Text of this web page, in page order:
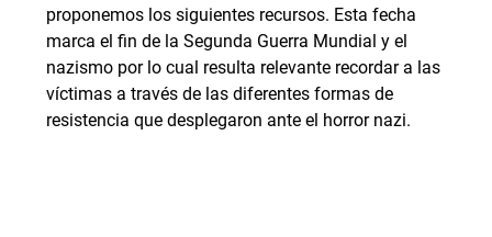
proponemos los siguientes recursos. Esta fecha
marca el fin de la Segunda Guerra Mundial y el
nazismo por lo cual resulta relevante recordar a las
víctimas a través de las diferentes formas de
resistencia que desplegaron ante el horror nazi.